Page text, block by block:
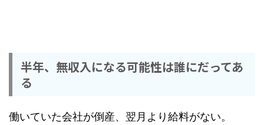
半年、無収入になる可能性は誰にだってあ
る
働いていた会社が倒産、翌月より給料がない。